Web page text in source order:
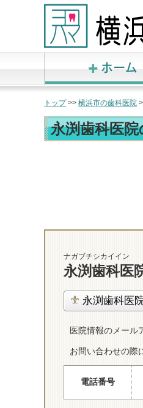
トップ>> 横浜市の歯科医院
永渕歯科医
ナガブチシカイイン
永渕歯科医
永渕歯科医
医院情報のメール
お問い合わせの際
電話番号